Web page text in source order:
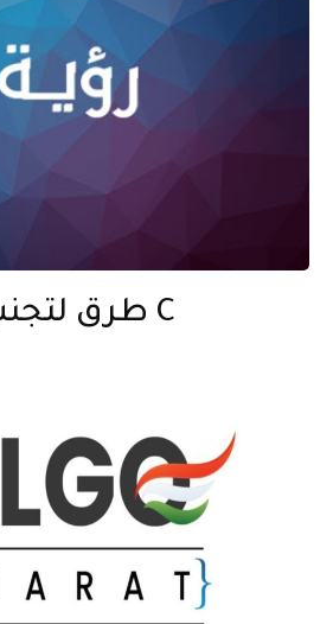
10 طرق لتجنب القسم C